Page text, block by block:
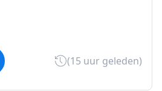
(15 uur geleden)